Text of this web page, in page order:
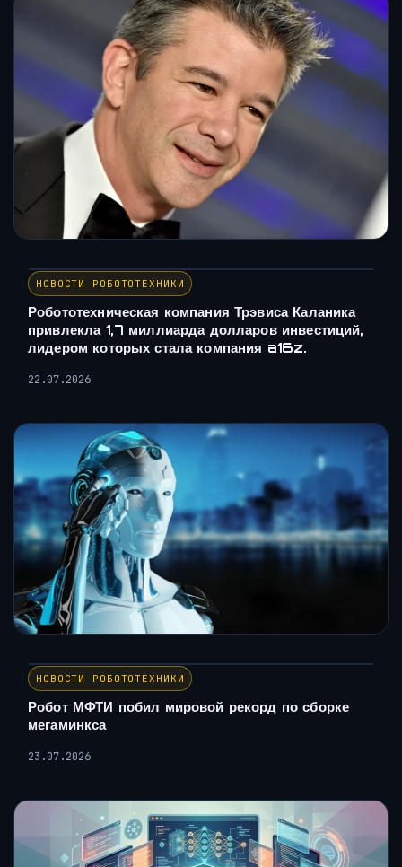
НОВОСТИ РОБОТОТЕХНИКИ
Робототехническая компания Трэвиса Каланика
привлекла 1,7 миллиарда долларов инвестиций,
лидером которых стала компания a16z.
22.07.2026
НОВОСТИ РОБОТОТЕХНИКИ
Робот МФТИ побил мировой рекорд по сборке
мегаминкса
23.07.2026